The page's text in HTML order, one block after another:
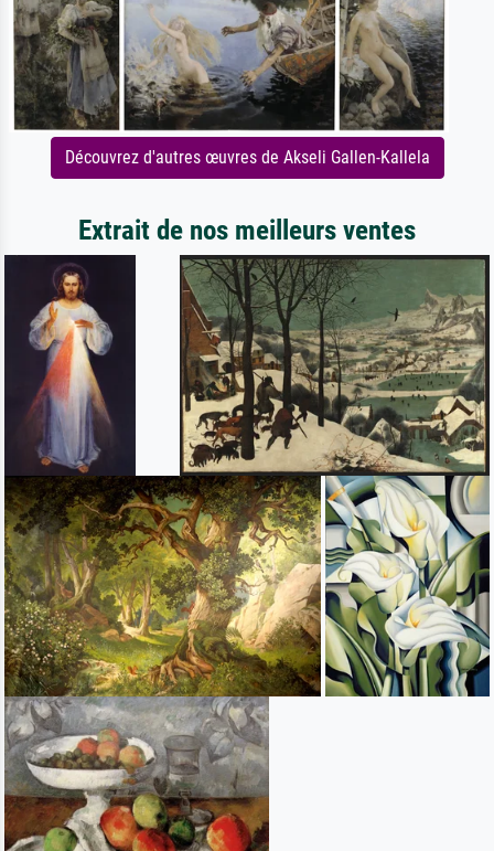
Découvrez d'autres œuvres de Akseli Gallen-Kallela
Extrait de nos meilleurs ventes